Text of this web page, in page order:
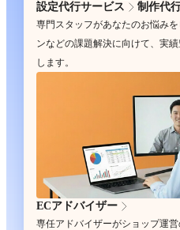
設定代行サービス 制作代
専門スタッフがあなたのお悩み
ンなどの課題解決に向けて、実
します。
ECアドバイザー
専任アドバイザーがショップ運